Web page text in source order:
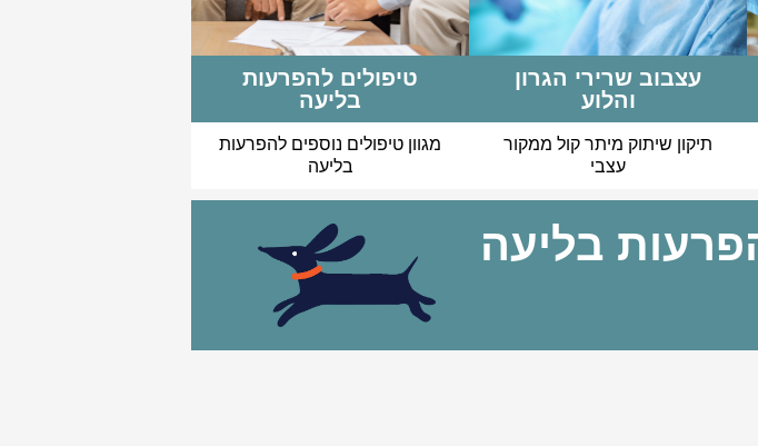
עצבוב שרירי הגרון
והלוע
תיקון שיתוק מיתר קול ממקור
עצבי
טיפולים להפרעות
בליעה
מגוון טיפולים נוספים להפרעות
בליעה
בליעה